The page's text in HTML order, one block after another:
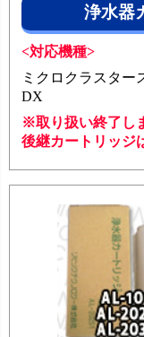
浄水器
<対応機種>
ミクロクラスター
DX
※取り扱い終了し
後継カートリッジ